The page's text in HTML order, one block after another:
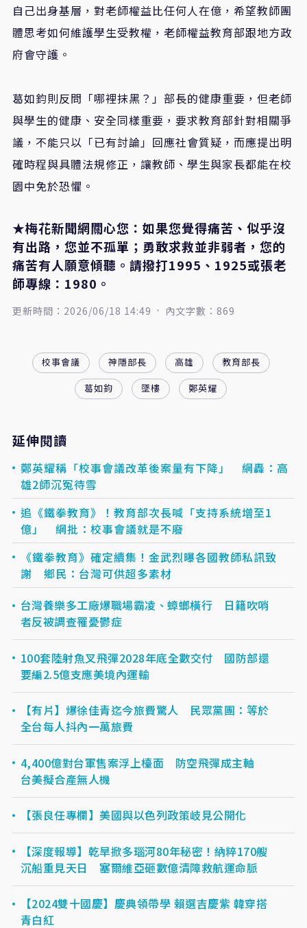
自己出身基層，對老師權益比任何人在億，希望教師團
體思考如何維護學生受教權，老師權益教育部跟地方政
府會守護。
葛如鈞則反問「哪裡抹黑？」部長的健康重要，但老師
與學生的健康、安全同樣重要，要求教育部針對相關爭
議，不能只以「已有討論」回應社會質疑，而應提出明
確時程與具體法規修正，讓教師、學生與家長都能在校
園中免於恐懼。
★梅花新聞網關心您：如果您覺得痛苦、似乎沒
有出路，您並不孤單；勇敢求救並非弱者，您的
痛苦有人願意傾聽。請撥打1995、1925或張老
師專線：1980。
更新時間：2026/06/18 14:49 內文字數：869
校事會議 神隱部長 高雄
教育部長
葛如鈞
墜樓 鄭英耀
延伸閱讀
鄭英耀稱「校事會議改革後案量有下降」 網轟：高
雄2師沉冤待雪
追《鐵拳教育》！教育部次長喊「支持系統增至1
億」 網批：校事會議就是不廢
《鐵拳教育》確定續集！金武烈曝各國教師私訊致
謝 鄉民：台灣可供超多素材
台灣養樂多工廠爆職場霸凌、蟑螂橫行 日籍吹哨
者反被調查罹憂鬱症
100套陸射魚叉飛彈2028年底全數交付 國防部還
要編2.5億支應美境內運輸
【有片】爆徐佳青迄今旅費驚人 民眾黨團：等於
全台每人抖內一萬旅費
4,400億對台軍售案浮上檯面 防空飛彈成主軸
台美擬合產無人機
【張良任專欄】美國與以色列政策岐見公開化
【深度報導】乾旱掀多瑙河80年秘密！納粹170艘
沉船重見天日 塞爾維亞砸數億清障救航運命脈
【2024雙十國慶】慶典領帶學 賴選吉慶紫 韓穿搭
青白紅